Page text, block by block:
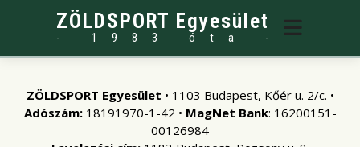
ZÖLDSPORT Egyesület
- 1983 óta -
ZÖLDSPORT Egyesület • 1103 Budapest, Kőér u. 2/c. •
Adószám:18191970-1-42 • MagNet Bank: 16200151-
00126984